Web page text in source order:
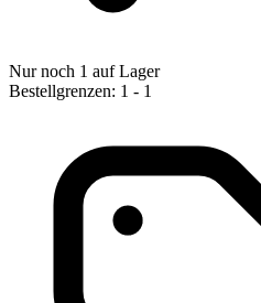
Nur noch 1 auf Lager
Bestellgrenzen: 1 - 1